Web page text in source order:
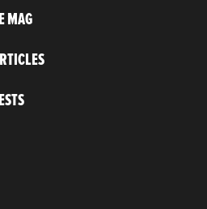
MAG